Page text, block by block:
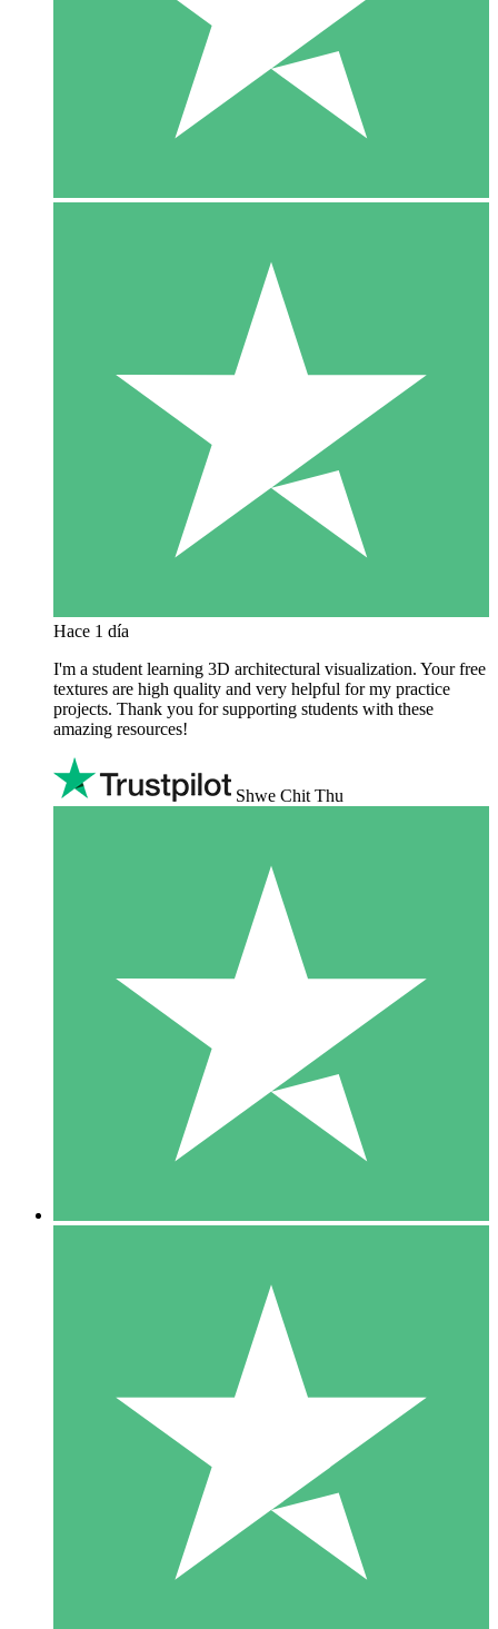
Hace 1 día
I'm a student learning 3D architectural visualization. Your free
textures are high quality and very helpful for my practice
projects. Thank you for supporting students with these
amazing resources!
Shwe Chit Thu